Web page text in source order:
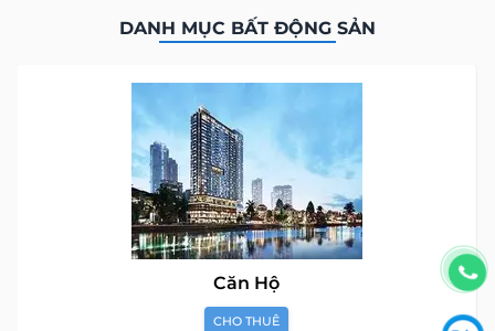
DANH MỤC BẤT ĐỘNG SẢN
Căn Hộ
CHO THUÊ